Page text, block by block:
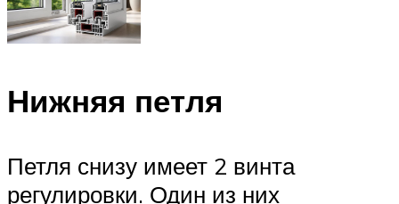
Нижняя петля
Петля снизу имеет 2 винта
регулировки. Один из них